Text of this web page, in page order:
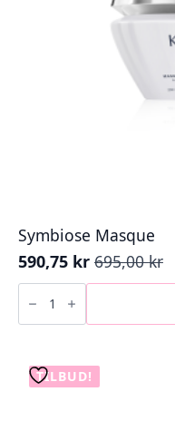
Symbiose Masque
695,00kr
Opprinnelig
pris
var:
695,00 kr.
590,75 kr
Nåværende
pris
er:
590,75 kr.
Symbiose
Masque
TILBUD!